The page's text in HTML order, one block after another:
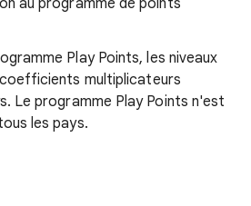
au programme de points
Play Points, les niveaux
multiplicateurs
Le programme Play Points n'est
les pays.